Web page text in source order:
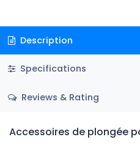
Description
Specifications
Reviews & Rating
Accessoires de plongée